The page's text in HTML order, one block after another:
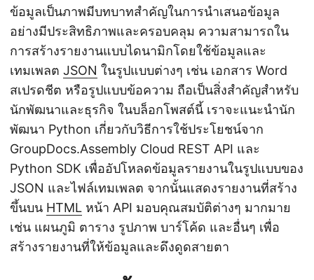
ข้อมูลเป็นภาพมีบทบาทสำคัญในการนำเสนอข้อมูล
อย่างมีประสิทธิภาพและครอบคลุม ความสามารถใน
การสร้างรายงานแบบไดนามิกโดยใช้ข้อมูลและ
เทมเพลต JSON ในรูปแบบต่างๆ เช่น เอกสาร Word
สเปรดชีต หรือรูปแบบข้อความ ถือเป็นสิ่งสำคัญสำหรับ
นักพัฒนาและธุรกิจ ในบล็อกโพสต์นี้ เราจะแนะนำนัก
พัฒนา Python เกี่ยวกับวิธีการใช้ประโยชน์จาก
GroupDocs.Assembly Cloud REST API และ
Python SDK เพื่ออัปโหลดข้อมูลรายงานในรูปแบบของ
JSON และไฟล์เทมเพลต จากนั้นแสดงรายงานที่สร้าง
ขึ้นบน HTML หน้า API มอบคุณสมบัติต่างๆ มากมาย
เช่น แผนภูมิ ตาราง รูปภาพ บาร์โค้ด และอื่นๆ เพื่อ
สร้างรายงานที่ให้ข้อมูลและดึงดูดสายตา